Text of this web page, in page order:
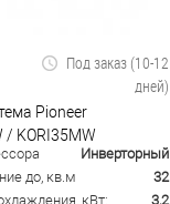
Под заказ (10-12
дней)
Pioneer
/ KORI35MW
Инверторный
до, кв.м
32
кВт:
3,2